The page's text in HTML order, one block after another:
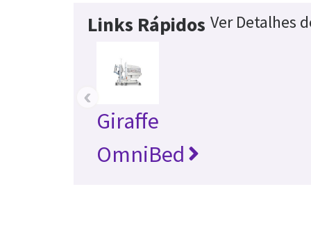
Links Rápidos Ver Detalhes
Giraffe
OmniBed
‹